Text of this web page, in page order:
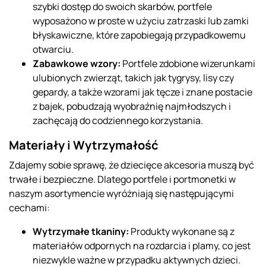
szybki dostęp do swoich skarbów, portfele
wyposażono w proste w użyciu zatrzaski lub zamki
błyskawiczne, które zapobiegają przypadkowemu
otwarciu.
Zabawkowe wzory: Portfele zdobione wizerunkami
ulubionych zwierząt, takich jak tygrysy, lisy czy
gepardy, a także wzorami jak tęcze i znane postacie
z bajek, pobudzają wyobraźnię najmłodszych i
zachęcają do codziennego korzystania.
Materiały i Wytrzymałość
Zdajemy sobie sprawę, że dziecięce akcesoria muszą być
trwałe i bezpieczne. Dlatego portfele i portmonetki w
naszym asortymencie wyróżniają się następującymi
cechami:
Wytrzymałe tkaniny: Produkty wykonane są z
materiałów odpornych na rozdarcia i plamy, co jest
niezwykle ważne w przypadku aktywnych dzieci.